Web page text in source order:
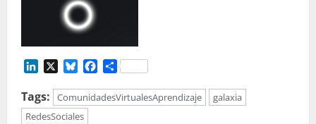
LinkedIn BlueskyFacebook
Compartir
Tags:
ComunidadesVirtualesAprendizaje
galaxia
RedesSociales